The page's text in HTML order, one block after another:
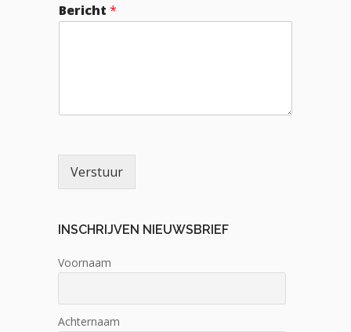
Bericht *
Verstuur
INSCHRIJVEN NIEUWSBRIEF
Voornaam
Achternaam